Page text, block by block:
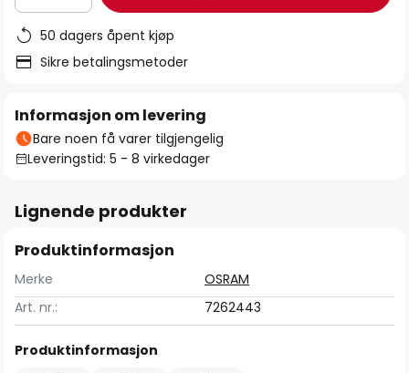
50 dagers åpent kjøp
Sikre betalingsmetoder
Informasjon om levering
Bare noen få varer tilgjengelig
Leveringstid: 5 - 8 virkedager
Lignende produkter
Produktinformasjon
Merke
OSRAM
Art. nr.:
7262443
Produktinformasjon